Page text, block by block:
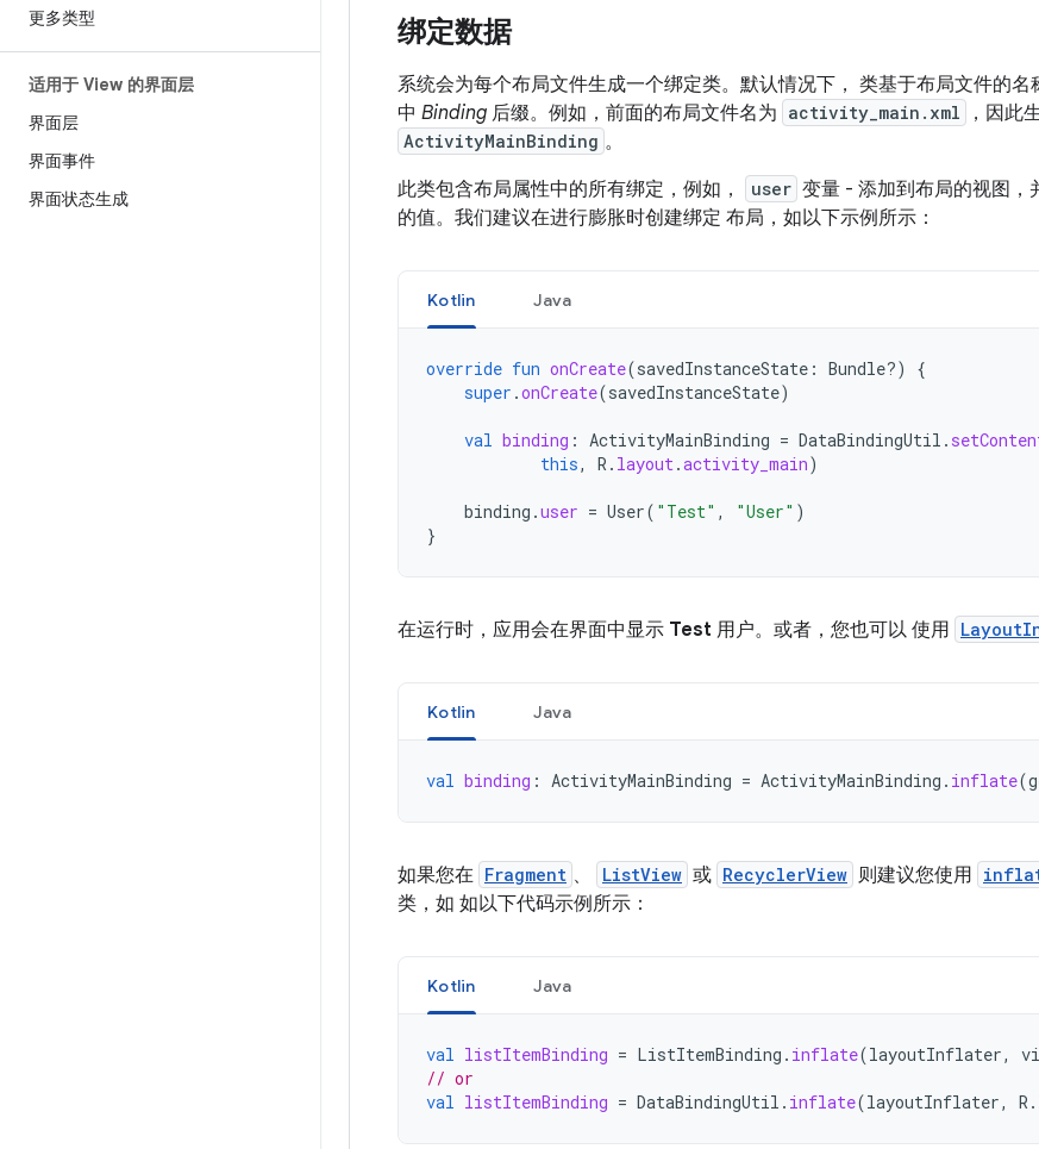
更多类型
适用于 View 的界面层
界面层
界面事件
界面状态生成
绑定数据
系统会为每个布局文件生成一个绑定类。默认情况下， 类基于布局文件的
中 Binding 后缀。例如，前面的布局文件名为 activity_main.xml ，因此
ActivityMainBinding 。
此类包含布局属性中的所有绑定，例如，
user 变量 - 添加到布局的视图，
的值。我们建议在进行膨胀时创建绑定 布局，如以下示例所示：
Kotlin Java
override fun onCreate(savedInstanceState : Bundle?)
{
super .onCreate(savedInstanceState)
val binding : ActivityMainBinding = DataBindingUtil .
this, R . layout.activity_main)
binding .user = User( "Test" , "User" )
}
在运行时，应用会在界面中显示 Test 用户。或者，您也可以 使用
Kotlin Java
val binding : ActivityMainBinding = ActivityMainBinding . inflate(
如果您在 Fragment 、 ListView 或 RecyclerView 则建议您使用
类，如 如以下代码示例所示：
Kotlin Java
val listItemBinding = ListItemBinding . inflate(layoutInflater,
// or
val listItemBinding = DataBindingUtil . inflate(layoutInflater, R .